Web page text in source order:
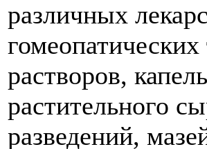
различных
растворов,
растительного
разведений,